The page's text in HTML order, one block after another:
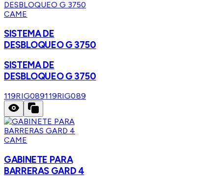
CAME
SISTEMA DE
DESBLOQUEO G 3750
SISTEMA DE
DESBLOQUEO G 3750
119RIG089119RIG089
CAME
GABINETE PARA
BARRERAS GARD 4